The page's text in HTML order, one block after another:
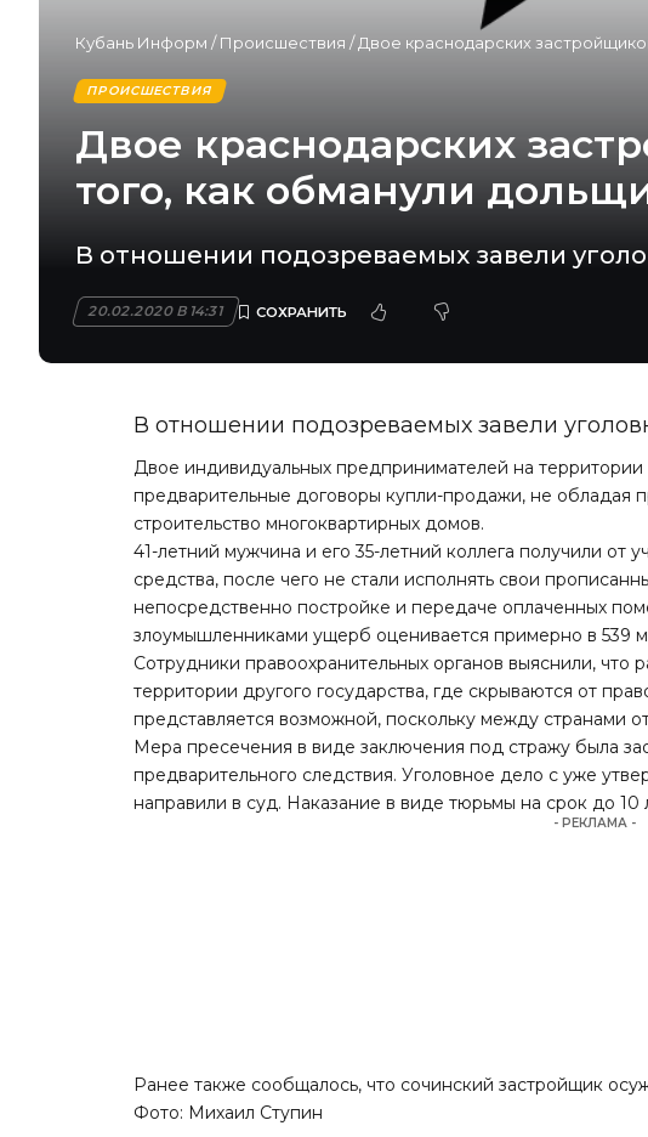
Кубань Информ /Происшествия /Двое краснодарских
ПРОИСШЕСТВИЯ
Двое краснодарских
того, как обманули
В отношении подозреваемых завели
20.02.2020 В 14:31
В отношении подозреваемых завели
Двое индивидуальных предпринимателей на территории
предварительные договоры купли-продажи, не
строительство многоквартирных домов.
41-летний мужчина и его 35-летний коллега получили от
средства, после чего не стали исполнять свои
непосредственно постройке и передаче оплаченных
злоумышленниками ущерб оценивается примерно в 539
Сотрудники правоохранительных органов выяснили, что
территории другого государства, где скрываются от
представляется возможной, поскольку между странами
Мера пресечения в виде заключения под стражу была
предварительного следствия. Уголовное дело с уже
направили в суд. Наказание в виде тюрьмы на срок до
- РЕКЛАМА -
Ранее также сообщалось, что сочинский застройщик
Фото: Михаил Ступин